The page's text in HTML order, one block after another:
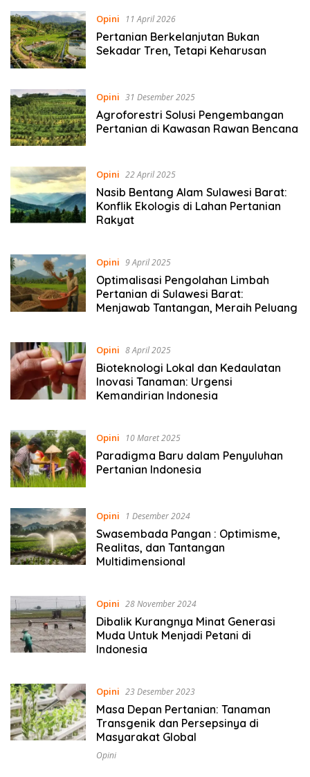
Opini 11 April 2026
Pertanian Berkelanjutan Bukan
Sekadar Tren, Tetapi Keharusan
Opini 31 Desember 2025
Agroforestri Solusi Pengembangan
Pertanian di Kawasan Rawan Bencana
Opini 22 April 2025
Nasib Bentang Alam Sulawesi Barat:
Konflik Ekologis di Lahan Pertanian
Rakyat
Opini 9 April 2025
Optimalisasi Pengolahan Limbah
Pertanian di Sulawesi Barat:
Menjawab Tantangan, Meraih Peluang
Opini 8 April 2025
Bioteknologi Lokal dan Kedaulatan
Inovasi Tanaman: Urgensi
Kemandirian Indonesia
Opini 10 Maret 2025
Paradigma Baru dalam Penyuluhan
Pertanian Indonesia
Opini 1 Desember 2024
Swasembada Pangan : Optimisme,
Realitas, dan Tantangan
Multidimensional
Opini 28 November 2024
Dibalik Kurangnya Minat Generasi
Muda Untuk Menjadi Petani di
Indonesia
Opini 23 Desember 2023
Masa Depan Pertanian: Tanaman
Transgenik dan Persepsinya di
Masyarakat Global
Opini